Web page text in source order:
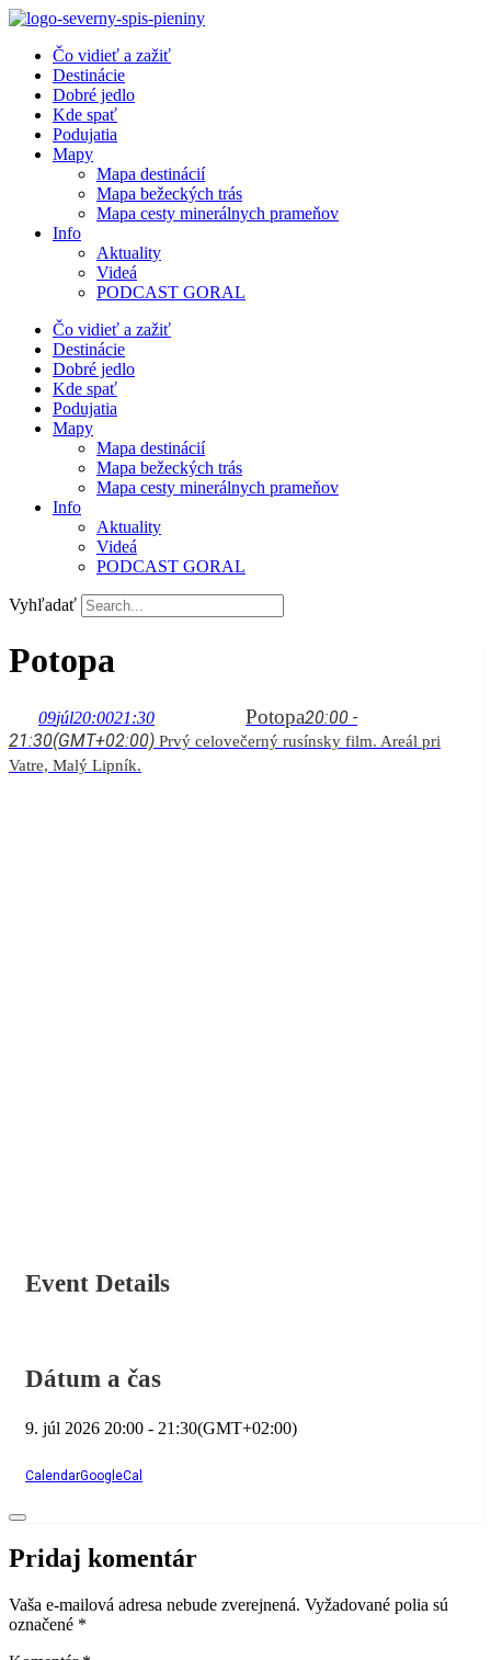
Preskočiť
obsah
Čo vidieť a zažiť
Destinácie
Dobré jedlo
Kde spať
Podujatia
Mapy
Mapa destinácií
Mapa bežeckých trás
Mapa cesty minerálnych prameňov
Info
Aktuality
Videá
PODCAST GORAL
Čo vidieť a zažiť
Destinácie
Dobré jedlo
Kde spať
Podujatia
Mapy
Mapa destinácií
Mapa bežeckých trás
Mapa cesty minerálnych prameňov
Info
Aktuality
Videá
PODCAST GORAL
Vyhľadať
Potopa
09júl20:0021:30 Potopa20:00 -
21:30(GMT+02:00) Prvý celovečerný rusínsky film. Areál pri
Vatre, Malý Lipník.
Event Details
Dátum a čas
9. júl 2026 20:00 - 21:30(GMT+02:00)
CalendarGoogleCal
Pridaj komentár
Vaša e-mailová adresa nebude zverejnená. Vyžadované polia sú
označené *